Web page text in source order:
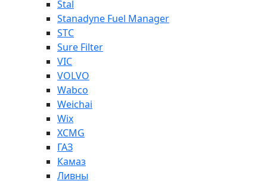
Stal
Stanadyne Fuel Manager
STC
Sure Filter
VIC
VOLVO
Wabco
Weichai
Wix
XCMG
ГАЗ
Камаз
Ливны